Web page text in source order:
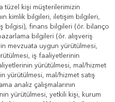
tüzel kişi müşterilerimizin
kimlik bilgileri, iletişim bilgileri,
bilgisi), finans bilgileri (ör. bilanço
bilgileri (ör. alışveriş
mevzuata uygun yürütülmesi,
iş faaliyetlerinin
yürütülmesi, mal/hizmet
yürütülmesi, mal/hizmet satış
analiz çalışmalarının
yürütülmesi, yetkili kişi, kurum